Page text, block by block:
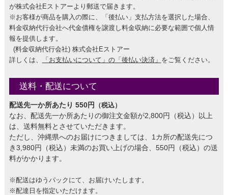
が株式会社Eストアーより郵送で届きます。
※お客様が商品を購入の際に、「後払い」支払方法を選択した場合、
料金収納代行会社へ代金債権を譲渡し料金収納に必要な範囲で個人情
報を提供します。
(料金収納代行会社) 株式会社Eストアー
詳しくは、
「お支払いについて」の「後払い決済」 をご覧ください。
送料・配送について
配送先一か所あたり 550円 （税込）
なお、配送先一か所あたりの御注文金額が2,800円（税込）以上
は、送料無料とさせていただきます。
ただし、沖縄県へのお届けにつきましては、1カ所の配送先につ
き3,980円（税込）未満のお買い上げの場合、550円（税込）の送
料がかかります。
※配送はゆうパックにて、お届けいたします。
※配達日を指定いただけます。